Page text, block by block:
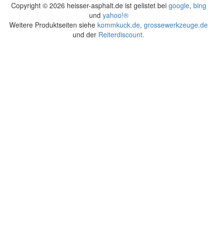
Copyright © 2026 heisser-asphalt.de ist gelistet bei google, bing
und yahoo!®
Weitere Produktseiten siehe kommkuck.de, grossewerkzeuge.de
und der Reiterdiscount.